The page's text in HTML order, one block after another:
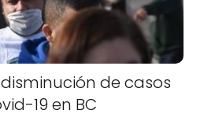
de casos
19 en BC